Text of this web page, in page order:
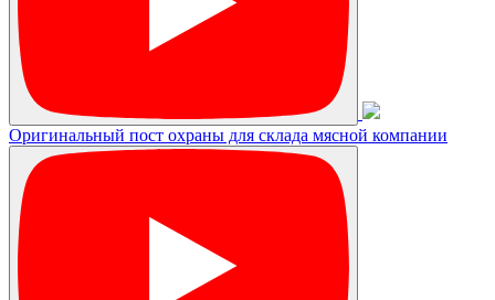
Оригинальный пост охраны для склада мясной компании